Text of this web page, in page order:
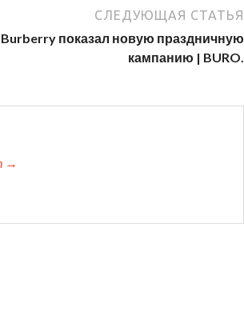
СЛЕДУЮЩАЯ СТАТЬЯ
Burberry показал новую праздничную
кампанию | BURO.
→